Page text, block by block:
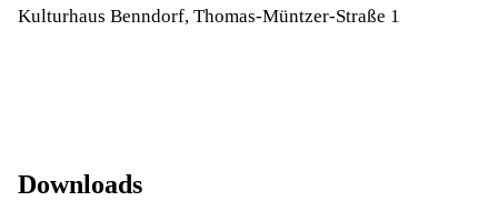
Kulturhaus Benndorf, Thomas-Müntzer-Straße 1
Downloads